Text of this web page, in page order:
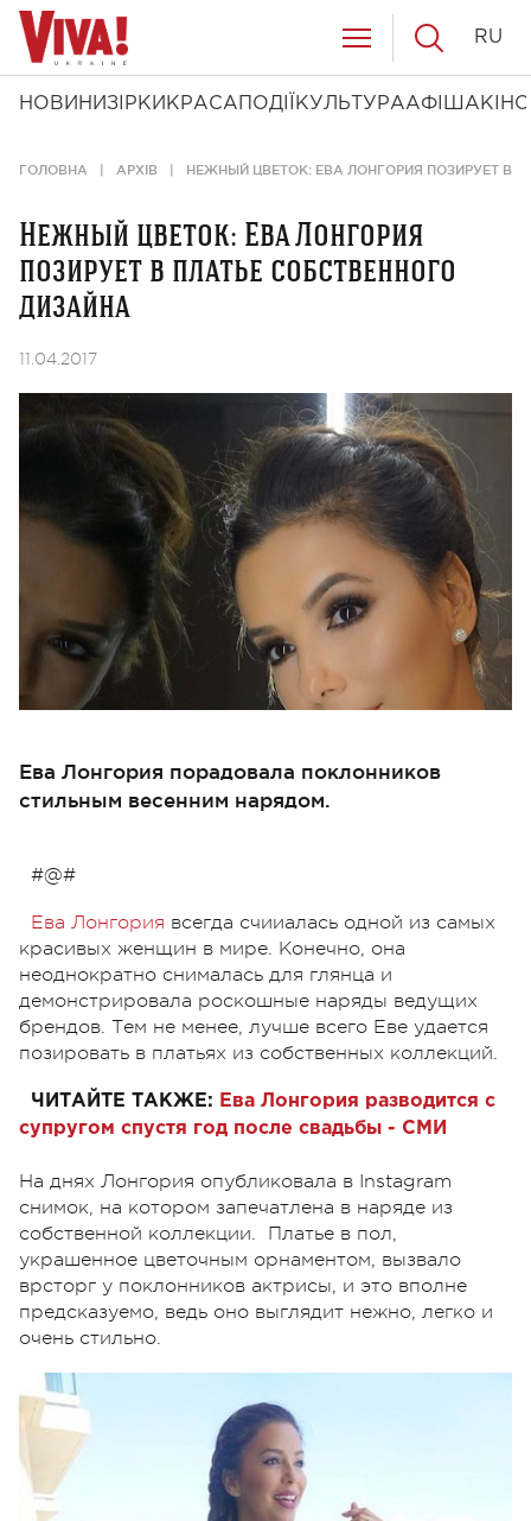
НОВИНИ ЗІРКИ КРАСА ПОДІЇ КУЛЬТУРААФІША КІНО
RU
ГОЛОВНА АРХІВ НЕЖНЫЙ ЦВЕТОК: ЕВА ЛОНГОРИЯ ПОЗИРУЕТ В
Нежный цветок: Ева Лонгория
позирует в платье собственного
дизайна
11.04.2017
Ева Лонгория порадовала поклонников
стильным весенним нарядом.
#@#
Ева Лонгория всегда счииалась одной из самых
красивых женщин в мире. Конечно, она
неоднократно снималась для глянца и
демонстрировала роскошные наряды ведущих
брендов. Тем не менее, лучше всего Еве удается
позировать в платьях из собственных коллекций.
ЧИТАЙТЕ ТАКЖЕ: Ева Лонгория разводится с
супругом спустя год после свадьбы - СМИ
На днях Лонгория опубликовала в Instagram
снимок, на котором запечатлена в наряде из
собственной коллекции. Платье в пол,
украшенное цветочным орнаментом, вызвало
врсторг у поклонников актрисы, и это вполне
предсказуемо, ведь оно выглядит нежно, легко и
очень стильно.